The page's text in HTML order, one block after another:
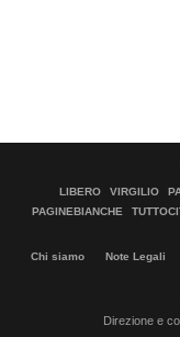
LIBERO VIRGILIO
PAGINEBIANCHE
Chi siamo Note Legali
Direzione e